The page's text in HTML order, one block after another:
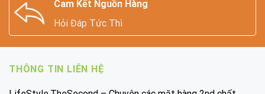
Cam Kết Nguồn Hàng
Hỏi Đáp Tức Thì
THÔNG TIN LIÊN HỆ